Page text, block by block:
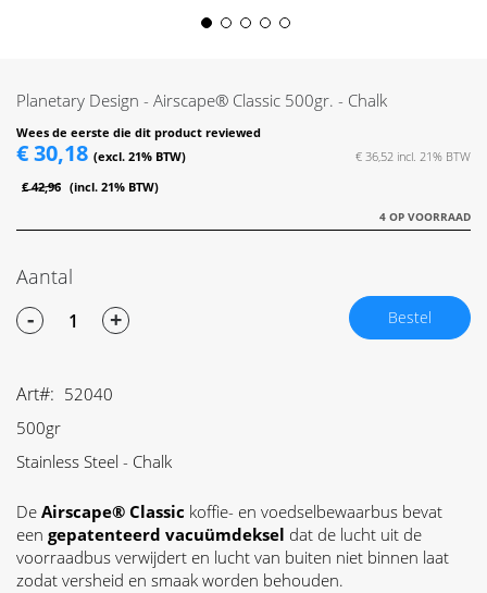
Planetary Design - Airscape® Classic 500gr. - Chalk
Wees de eerste die dit product reviewed
€ 30,18
€ 36,52
€ 42,96
4 OP VOORRAAD
Aantal
- + Bestel
Art
52040
500gr
Stainless Steel - Chalk
De Airscape® Classic koffie- en voedselbewaarbus bevat
een gepatenteerd vacuümdeksel dat de lucht uit de
voorraadbus verwijdert en lucht van buiten niet binnen laat
zodat versheid en smaak worden behouden.
the
beginning
of
the
gallery